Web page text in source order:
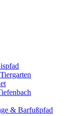
& Barfußpfad